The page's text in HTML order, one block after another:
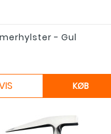
- Gul
KØB